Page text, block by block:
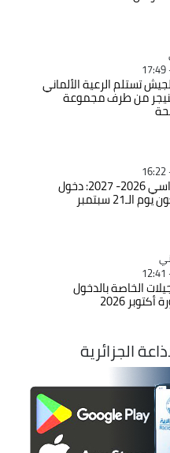
تستلم الرعية الألماني
من طرف مجموعة
الموسم الدراسي 2026- 2027: دخول
سبتمبر
الخاصة بالدخول
2026
الجزائرية